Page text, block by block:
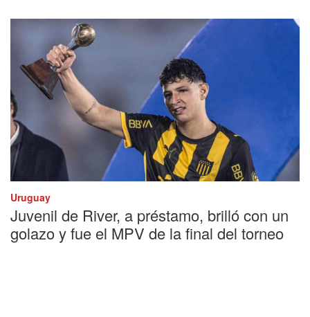
Uruguay
Juvenil de River, a préstamo, brilló con un
golazo y fue el MPV de la final del torneo